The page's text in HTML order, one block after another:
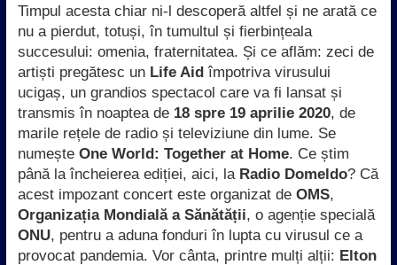
Timpul acesta chiar ni-l descoperă altfel și ne arată ce
nu a pierdut, totuși, în tumultul și fierbințeala
succesului: omenia, fraternitatea. Și ce aflăm: zeci de
artiști pregătesc un Life Aidîmpotriva virusului
ucigaș, un grandios spectacol care va fi lansat și
transmis în noaptea de 18 spre 19 aprilie 2020, de
marile rețele de radio și televiziune din lume. Se
numeșteOne World: Together at Home. Ce știm
până la încheierea ediției, aici, la Radio Domeldo? Că
acest impozant concert este organizat deOMS,
Organizația Mondială a Sănătății, o agenție specială
ONU, pentru a aduna fonduri în lupta cu virusul ce a
provocat pandemia. Vor cânta, printre mulți alții: Elton